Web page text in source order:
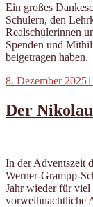
Ein großes
Schülern, den
Realschülerinnen
Spenden und
beigetragen haben.
Veröffentlicht
8. Dezember 2025
Der
In der Adventszeit
Werner-Grampp-
Jahr wieder für viel
vorweihnachtliche